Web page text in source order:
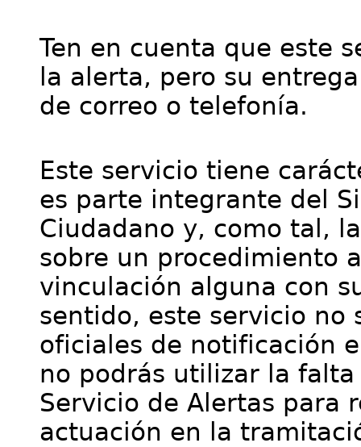
Ten en cuenta que este
la alerta, pero su
de correo o telefonía.
Este servicio tiene
es parte integrante del
Ciudadano y, como tal,
sobre un procedimiento
vinculación alguna con
sentido, este servicio no
oficiales de notificación
no podrás utilizar la
Servicio de Alertas para
actuación en la